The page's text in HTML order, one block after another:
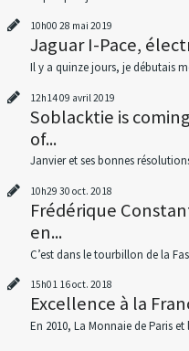
10h00 28 mai 2019
Jaguar I-Pace,
Il y a quinze jours, je débutais
12h1409 avril 2019
Soblacktie is
of...
Janvier et ses bonnes
10h29 30 oct. 2018
Frédérique
en...
C’est dans le tourbillon de la
15h01 16oct. 2018
Excellence à la
En 2010, La Monnaie de Paris et